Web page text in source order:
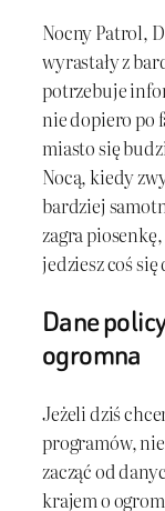
Nocny Patrol,
wyrastały z
potrzebuje
nie dopiero po
miasto się
Nocą, kiedy
bardziej
zagra
jedziesz coś się
Dane
ogromna
Jeżeli dziś
programów,
zacząć od
krajem o